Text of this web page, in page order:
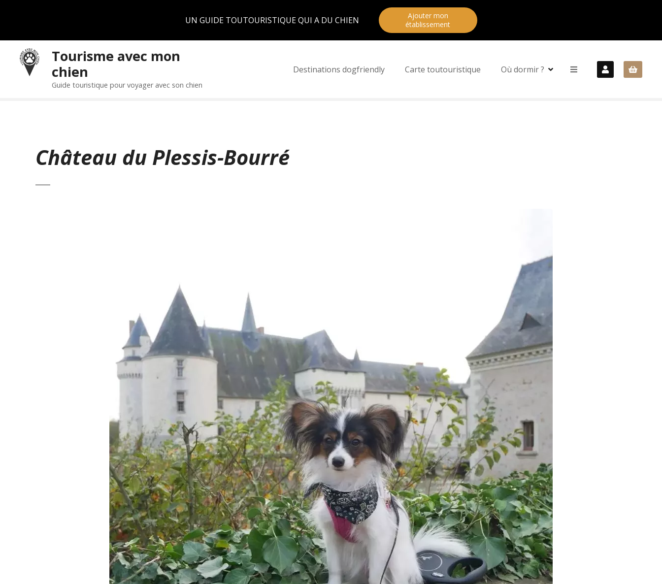
UN GUIDE TOUTOURISTIQUE QUI A DU CHIEN
Ajouter mon
établissement
Tourisme avec mon
chien
Guide touristique pour voyager avec son chien
Destinations dogfriendly Carte toutouristique Où dormir ?
Château du Plessis-Bourré